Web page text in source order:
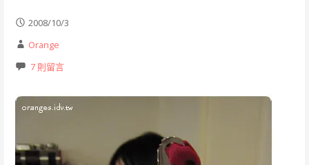
2008/10/3
Orange
7 則留言